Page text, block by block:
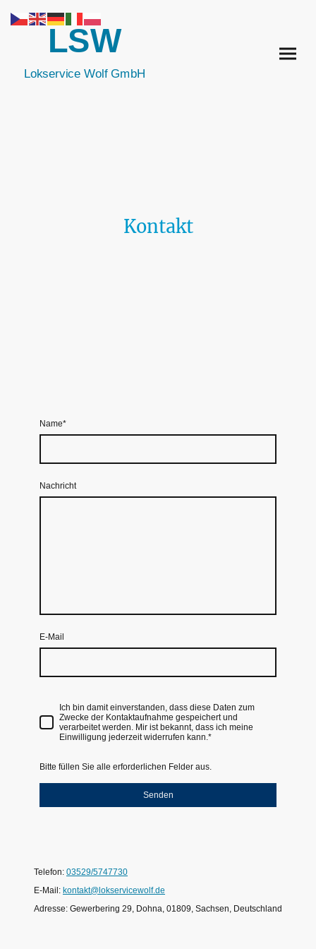
LSW
Lokservice Wolf GmbH
Kontakt
Name*
Nachricht
E-Mail
Ich bin damit einverstanden, dass diese Daten zum
Zwecke der Kontaktaufnahme gespeichert und
verarbeitet werden. Mir ist bekannt, dass ich meine
Einwilligung jederzeit widerrufen kann.*
Bitte füllen Sie alle erforderlichen Felder aus.
Senden
Telefon: 03529/5747730
E-Mail: kontakt@lokservicewolf.de
Adresse: Gewerbering 29, Dohna, 01809, Sachsen, Deutschland